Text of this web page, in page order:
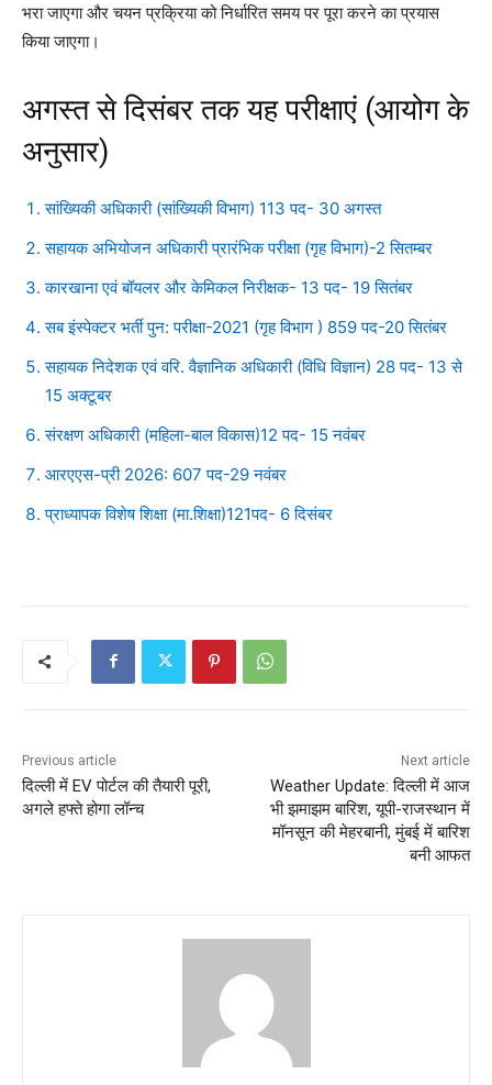
भरा जाएगा और चयन प्रक्रिया को निर्धारित समय पर पूरा करने का प्रयास
किया जाएगा।
अगस्त से दिसंबर तक यह परीक्षाएं (आयोग के
अनुसार)
सांख्यिकी अधिकारी (सांख्यिकी विभाग) 113 पद- 30 अगस्त
सहायक अभियोजन अधिकारी प्रारंभिक परीक्षा (गृह विभाग)-2 सितम्बर
कारखाना एवं बॉयलर और केमिकल निरीक्षक- 13 पद- 19 सितंबर
सब इंस्पेक्टर भर्ती पुन: परीक्षा-2021 (गृह विभाग ) 859 पद-20 सितंबर
सहायक निदेशक एवं वरि. वैज्ञानिक अधिकारी (विधि विज्ञान) 28 पद- 13 से
15 अक्टूबर
संरक्षण अधिकारी (महिला-बाल विकास)12 पद- 15 नवंबर
आरएएस-प्री 2026: 607 पद-29 नवंबर
प्राध्यापक विशेष शिक्षा (मा.शिक्षा)121पद- 6 दिसंबर
Previous article
दिल्ली में EV पोर्टल की तैयारी पूरी,
अगले हफ्ते होगा लॉन्च
Next article
Weather Update: दिल्ली में आज
भी झमाझम बारिश, यूपी-राजस्थान में
मॉनसून की मेहरबानी, मुंबई में बारिश
बनी आफत